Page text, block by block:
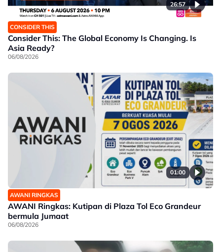
26:57
CONSIDER THIS
Consider This: The Global Economy Is Changing. Is
Asia Ready?
06/08/2026
01:00
AWANI RINGKAS
AWANI Ringkas: Kutipan di Plaza Tol Eco Grandeur
bermula Jumaat
06/08/2026